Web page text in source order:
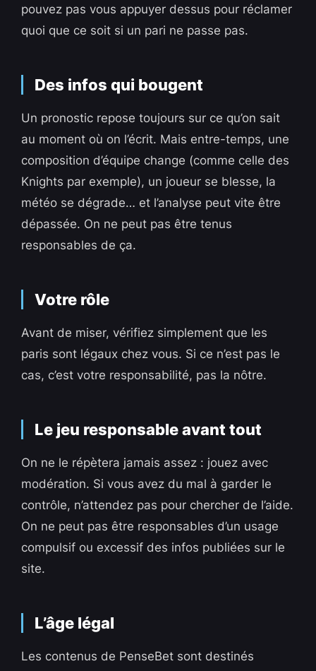
pouvez pas vous appuyer dessus pour réclamer
quoi que ce soit si un pari ne passe pas.
Des infos qui bougent
Un pronostic repose toujours sur ce qu’on sait
au moment où on l’écrit. Mais entre-temps, une
composition d’équipe change (comme celle des
Knights par exemple), un joueur se blesse, la
météo se dégrade… et l’analyse peut vite être
dépassée. On ne peut pas être tenus
responsables de ça.
Votre rôle
Avant de miser, vérifiez simplement que les
paris sont légaux chez vous. Si ce n’est pas le
cas, c’est votre responsabilité, pas la nôtre.
Le jeu responsable avant tout
On ne le répètera jamais assez : jouez avec
modération. Si vous avez du mal à garder le
contrôle, n’attendez pas pour chercher de l’aide.
On ne peut pas être responsables d’un usage
compulsif ou excessif des infos publiées sur le
site.
L’âge légal
Les contenus de PenseBet sont destinés